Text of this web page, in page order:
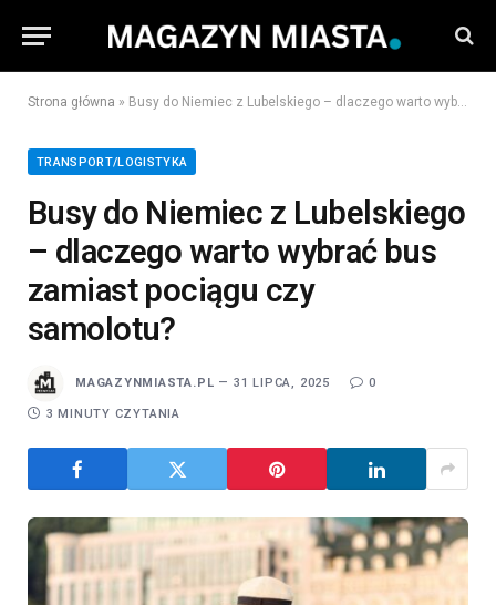
Strona główna » Busy do Niemiec z Lubelskiego – dlaczego warto wybrać bus zamiast pociągu czy samolotu?
TRANSPORT/LOGISTYKA
Busy do Niemiec z Lubelskiego
– dlaczego warto wybrać bus
zamiast pociągu czy
samolotu?
MAGAZYNMIASTA.PL 31 LIPCA, 2025 0
3 MINUTY CZYTANIA